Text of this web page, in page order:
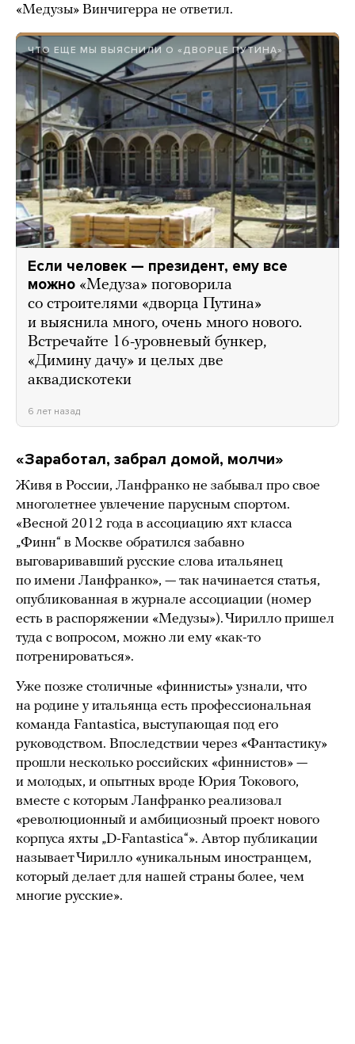
«Медузы» Винчигерра не ответил.
ЧТО ЕЩЕ МЫ ВЫЯСНИЛИ О «ДВОРЦЕ ПУТИНА»
Если человек — президент, ему все
можно «Медуза» поговорила
со строителями «дворца Путина»
и выяснила много, очень много нового.
Встречайте 16-уровневый бункер,
«Димину дачу» и целых две
аквадискотеки
6 лет назад
«Заработал, забрал домой, молчи»
Живя в России, Ланфранко не забывал про свое
многолетнее увлечение парусным спортом.
«Весной 2012 года в ассоциацию яхт класса
„Финн“ в Москве обратился забавно
выговаривавший русские слова итальянец
по имени Ланфранко», — так начинается статья,
опубликованная в журнале ассоциации (номер
есть в распоряжении «Медузы»). Чирилло пришел
туда с вопросом, можно ли ему «как-то
потренироваться».
Уже позже столичные «финнисты» узнали, что
на родине у итальянца есть профессиональная
команда Fantastica, выступающая под его
руководством. Впоследствии через «Фантастику»
прошли несколько российских «финнистов» —
и молодых, и опытных вроде Юрия Токового,
вместе с которым Ланфранко реализовал
«революционный и амбициозный проект нового
корпуса яхты „D-Fantastica“». Автор публикации
называет Чирилло «уникальным иностранцем,
который делает для нашей страны более, чем
многие русские».